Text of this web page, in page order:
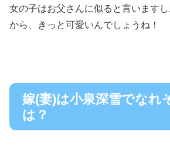
女の子はお父さんに似ると言います
から、きっと可愛いんでしょうね！
嫁(妻)は小泉深雪でなれ
は？